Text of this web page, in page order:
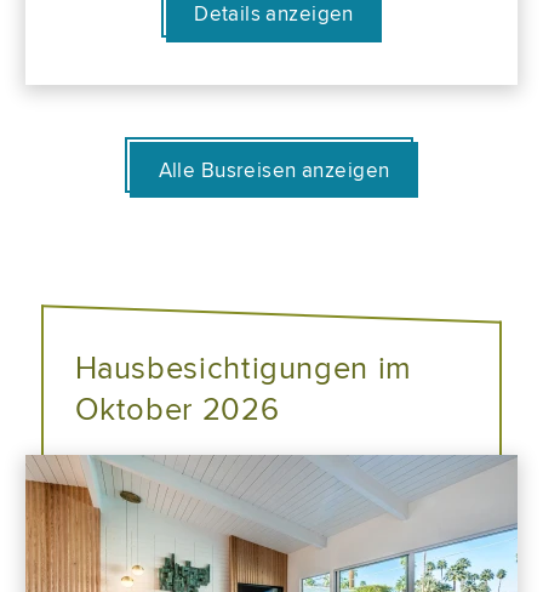
Details anzeigen
Alle Busreisen anzeigen
Hausbesichtigungen im
Oktober 2026